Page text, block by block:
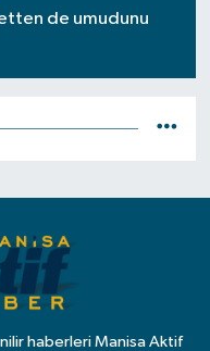
de umudunu
haberleri Manisa Aktif